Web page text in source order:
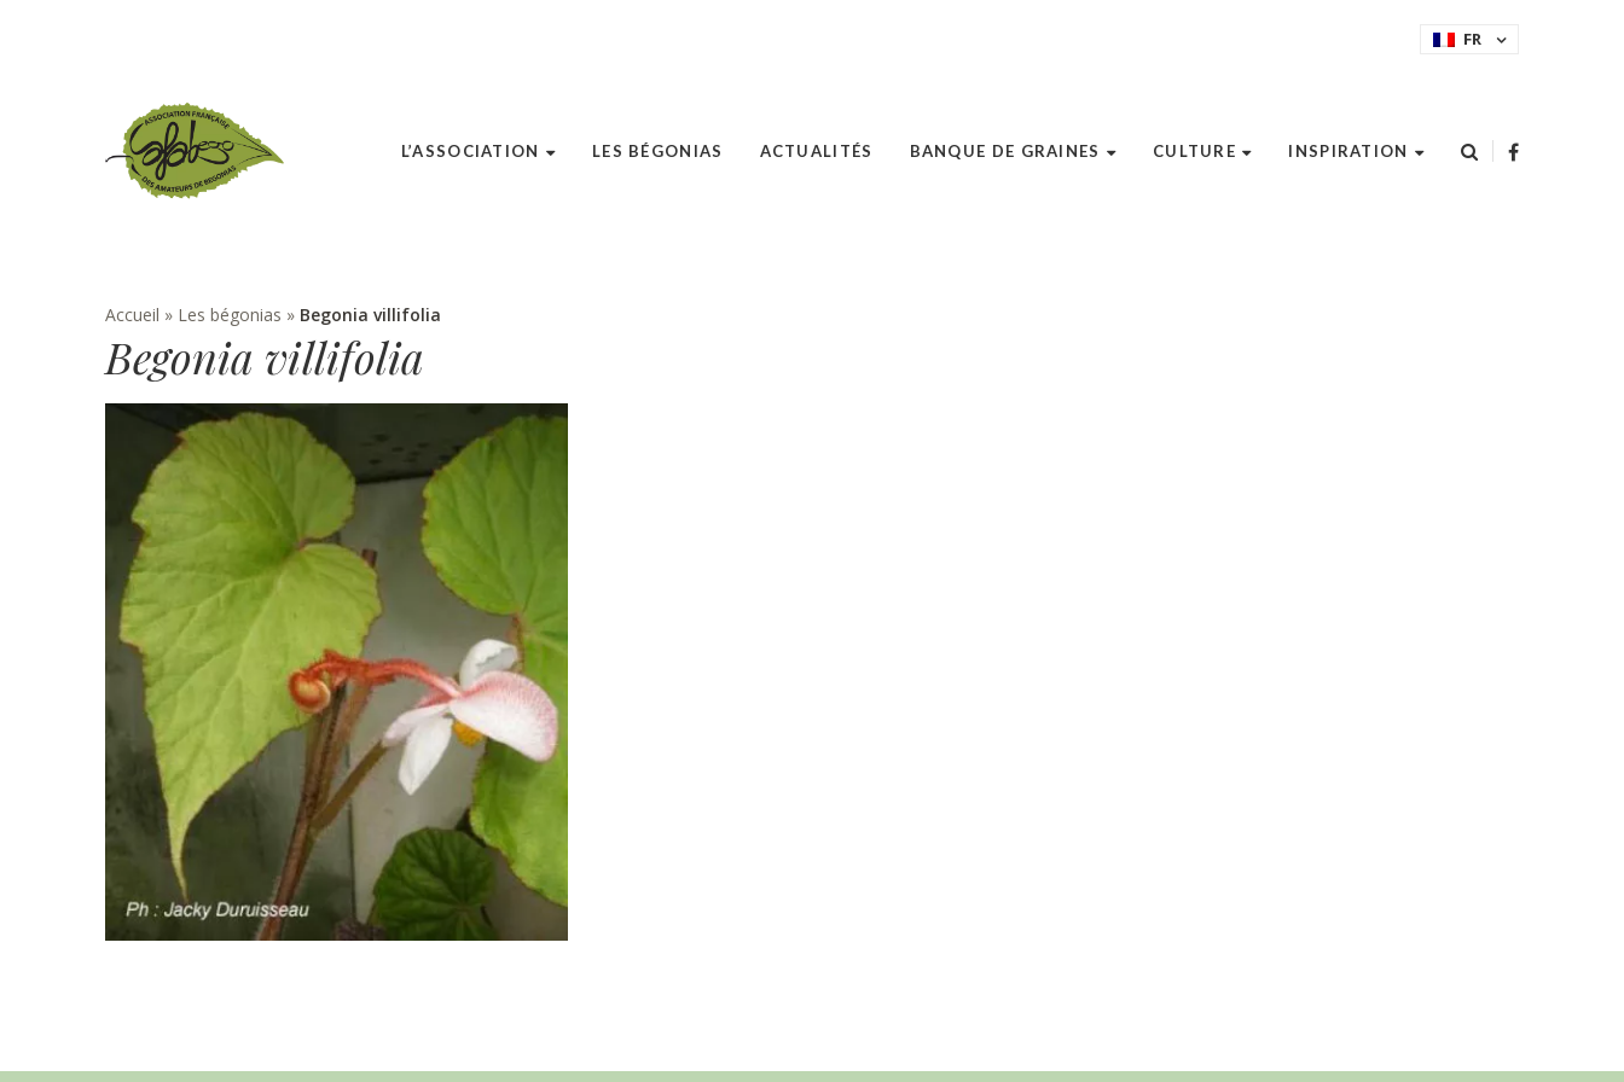
FR
L’ASSOCIATION LES BÉGONIAS ACTUALITÉS BANQUE DE GRAINES CULTURE INSPIRATION
Accueil » Les bégonias » Begonia villifolia
Begonia villifolia